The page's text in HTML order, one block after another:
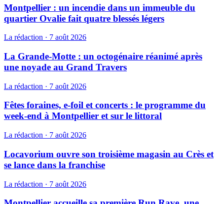
Montpellier : un incendie dans un immeuble du
quartier Ovalie fait quatre blessés légers
La rédaction · 7 août 2026
La Grande-Motte : un octogénaire réanimé après
une noyade au Grand Travers
La rédaction · 7 août 2026
Fêtes foraines, e-foil et concerts : le programme du
week-end à Montpellier et sur le littoral
La rédaction · 7 août 2026
Locavorium ouvre son troisième magasin au Crès et
se lance dans la franchise
La rédaction · 7 août 2026